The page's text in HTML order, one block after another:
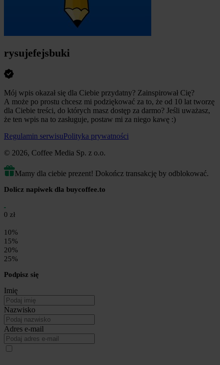
rysujefejsbuki
Mój wpis okazał się dla Ciebie przydatny? Zainspirował Cię?
A może po prostu chcesz mi podziękować za to, że od 10 lat tworzę
dla Ciebie treści, do których masz dostęp za darmo? Jeśli uważasz,
że ten wpis na to zasługuje, postaw mi za niego kawę :)
Regulamin serwisuPolityka prywatności
© 2026, Coffee Media Sp. z o.o.
Mamy dla ciebie prezent! Dokończ transakcję by odblokować.
Dolicz napiwek dla buycoffee.to
0 zł
10%
15%
20%
25%
Podpisz się
Imię
Nazwisko
Adres e-mail